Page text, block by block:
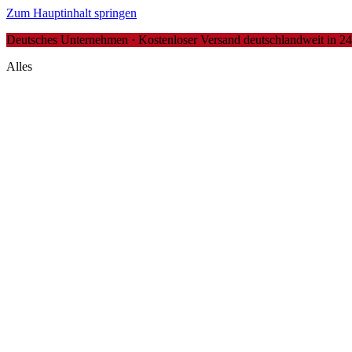
Zum Hauptinhalt springen
Deutsches Unternehmen · Kostenloser Versand deutschlandweit in
Alles